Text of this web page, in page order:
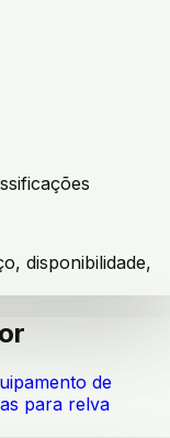
disponibilidade,
de
para relva